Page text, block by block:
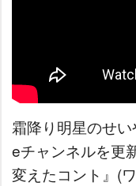
霜降り明星のせ
eチャンネルを更
変えたコント』(